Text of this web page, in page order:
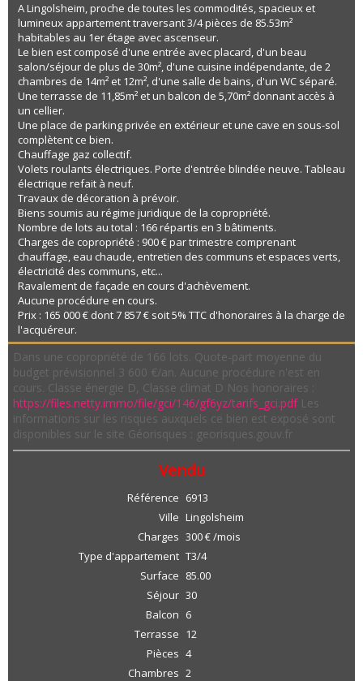
A Lingolsheim, proche de toutes les commodités, spacieux et
lumineux appartement traversant 3/4 pièces de 85.53m²
habitables au 1er étage avec ascenseur.
Le bien est composé d'une entrée avec placard, d'un beau
salon/séjour de plus de 30m², d'une cuisine indépendante, de 2
chambres de 14m² et 12m², d'une salle de bains, d'un WC séparé.
Une terrasse de 11,85m² et un balcon de 5,70m² donnant accès à
un cellier.
Une place de parking privée en extérieur et une cave en sous-sol
complètent ce bien.
Chauffage gaz collectif.
Volets roulants électriques. Porte d'entrée blindée neuve. Tableau
électrique refait à neuf.
Travaux de décoration à prévoir.
Biens soumis au régime juridique de la copropriété.
Nombre de lots au total : 166 répartis en 3 bâtiments.
Charges de copropriété : 900 € par trimestre comprenant
chauffage, eau chaude, entretien des communs et espaces verts,
électricité des communs, etc...
Ravalement de façade en cours d'achèvement.
Aucune procédure en cours.
Prix : 165 000 € dont 7 857 € soit 5% TTC d'honoraires à la charge de
l'acquéreur.
Dans une copropriété de 166 lots. Quote-part moyenne du
budget prévisionnel 3 600 €/an. Aucune procédure n'est en
cours. Classe énergie D, Classe climat D Nos honoraires :
https://files.netty.immo/file/gci/146/gf6yz/tarifs_gci.pdfLes
informations sur les risques auxquels ce bien est exposé sont
disponibles sur le site Géorisques : georisques.gouv.fr
Vendu
Référence 6913
Ville Lingolsheim
Charges 300 € /mois
Type d'appartement T3/4
Surface 85.00
Séjour 30
Balcon 6
Terrasse 12
Pièces 4
Chambres 2